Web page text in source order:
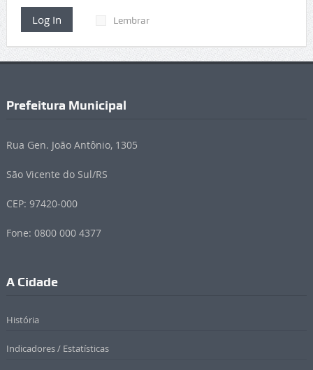
Log In Lembrar
Prefeitura Municipal
Rua Gen. João Antônio, 1305
São Vicente do Sul/RS
CEP: 97420-000
Fone: 0800 000 4377
A Cidade
História
Indicadores / Estatísticas